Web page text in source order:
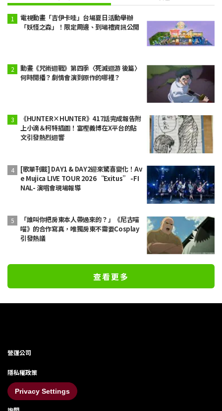
電視動畫「吉伊卡哇」台場夏日活動舉辦
「妖怪之森」！限定周邊、到場禮資訊公開
動畫《咒術迴戰》第四季〈死滅迴游 後篇〉
何時開播？劇情會演到原作的哪裡？
《HUNTER×HUNTER》417話完成報告附
上小滴＆柯特插圖！富樫義博在X平台的貼
文引發熱烈迴響
[歌單刊載] DAY1 & DAY2迎來驚喜變化！Av
e Mujica LIVE TOUR 2026 “Exitus” -FI
NAL- 演唱會現場報導
「誰叫你把房東本人帶過來的？」《尼古喵
喵》的合作寫真，唯獨房東不需要Cosplay
引發熱議
查看更多
營運公司
隱私權政策
Privacy Settings